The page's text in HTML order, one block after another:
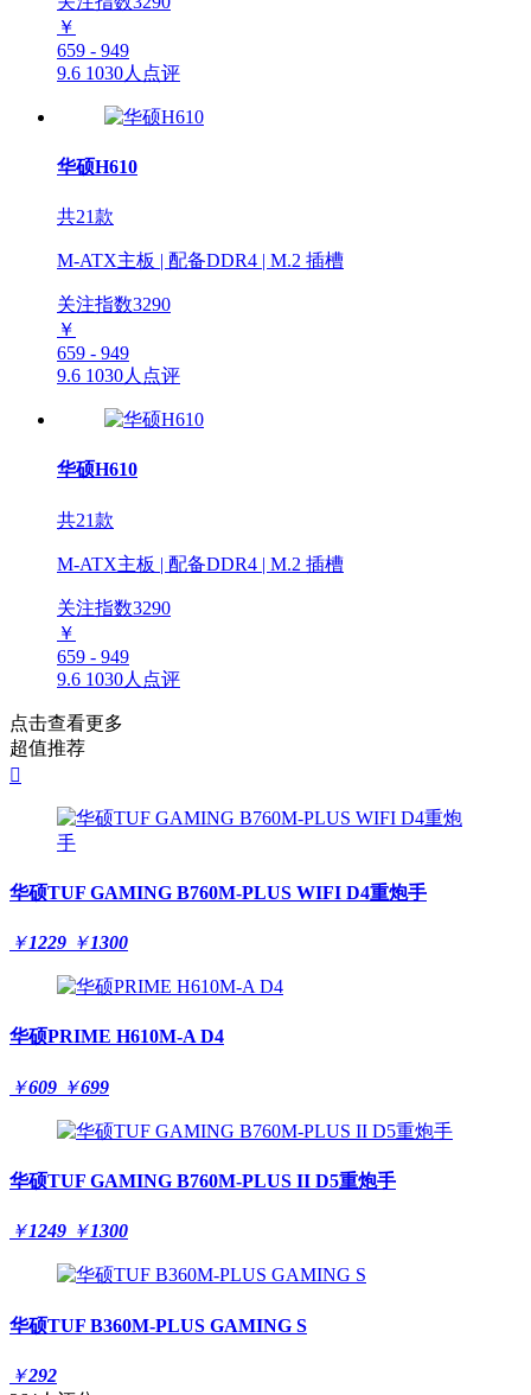
￥
659 - 949
9.6 1030人点评
华硕H610
共21款
M-ATX主板 | 配备DDR4 | M.2 插槽
关注指数3290
￥
659 - 949
9.6 1030人点评
华硕H610
共21款
M-ATX主板 | 配备DDR4 | M.2 插槽
关注指数3290
￥
659 - 949
9.6 1030人点评
点击查看更多
超值推荐

华硕TUF GAMING B760M-PLUS WIFI D4重炮手
￥1229 ￥1300
华硕PRIME H610M-A D4
￥609 ￥699
华硕TUF GAMING B760M-PLUS II D5重炮手
￥1249 ￥1300
华硕TUF B360M-PLUS GAMING S
￥292